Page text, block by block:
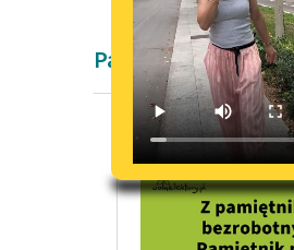
Pamiętnik